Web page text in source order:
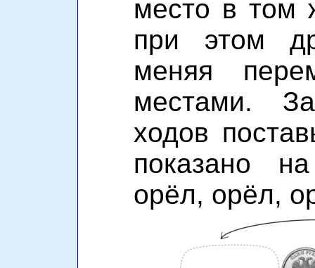
место в том
при этом
меняя
местами.
ходов
показано
орёл, орёл,